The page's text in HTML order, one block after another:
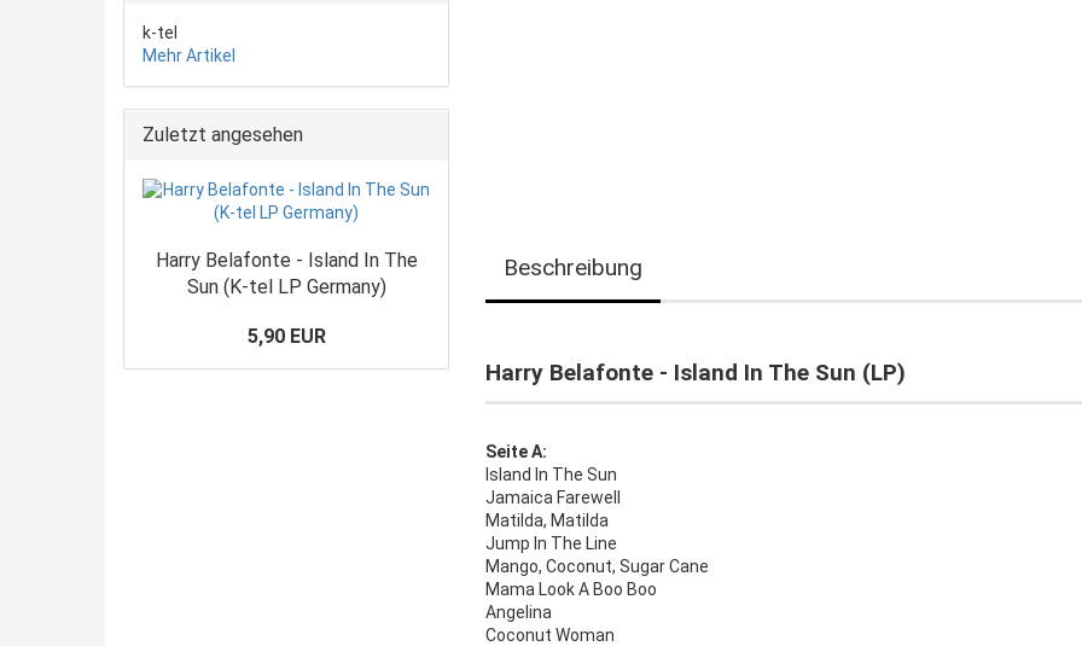
Beschreibung
Harry Belafonte - Island In The Sun (LP)
Seite A:
Island In The Sun
Jamaica Farewell
Matilda, Matilda
Jump In The Line
Mango, Coconut, Sugar Cane
Mama Look A Boo Boo
Angelina
Coconut Woman
k-tel
Mehr Artikel
Zuletzt angesehen
Harry Belafonte - Island In The
Sun (K-tel LP Germany)
5,90 EUR